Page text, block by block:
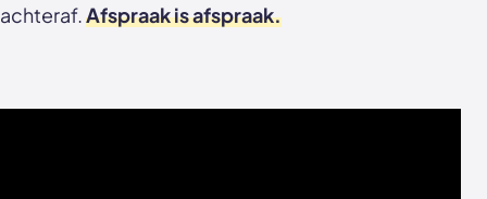
achteraf. Afspraak is afspraak.